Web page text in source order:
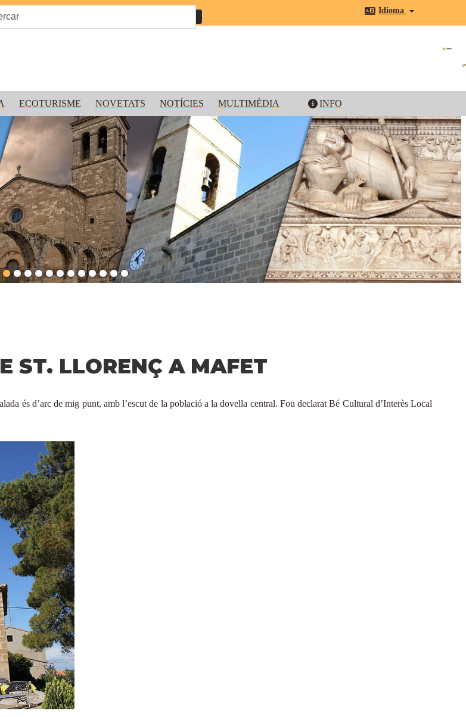
Idioma
ECOTURISME NOVETATS NOTÍCIES MULTIMÈDIA INFO
ST. LLORENÇ A MAFET
és d’arc de mig punt, amb l’escut de la població a la dovella central. Fou declarat Bé Cultural d’Interès Local